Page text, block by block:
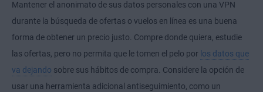
Mantener el anonimato de sus datos personales con una VPN
durante la búsqueda de ofertas o vuelos en línea es una buena
forma de obtener un precio justo. Compre donde quiera, estudie
las ofertas, pero no permita que le tomen el pelo por los datos que
va dejando sobre sus hábitos de compra. Considere la opción de
usar una herramienta adicional antiseguimiento, como un